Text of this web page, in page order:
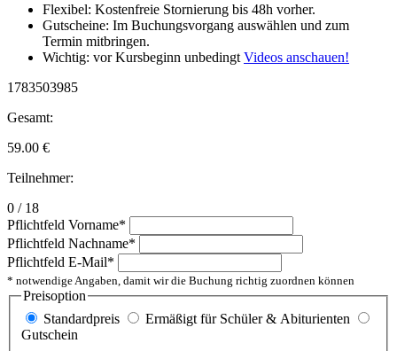
Flexibel: Kostenfreie Stornierung bis 48h vorher.
Gutscheine: Im Buchungsvorgang auswählen und zum
Termin mitbringen.
Wichtig: vor Kursbeginn unbedingt Videos anschauen!
1783503985
Gesamt:
59.00 €
Teilnehmer:
0 / 18
Pflichtfeld Vorname*
Pflichtfeld Nachname*
Pflichtfeld E-Mail*
* notwendige Angaben, damit wir die Buchung richtig zuordnen können
Preisoption
Standardpreis
Ermäßigt für Schüler & Abiturienten
Gutschein